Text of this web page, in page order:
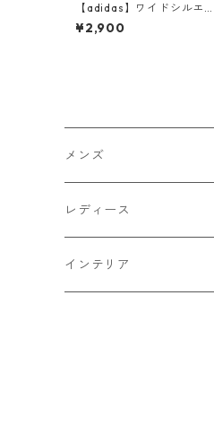
【adidas】ワイドシルエッ
ト3本ラインスウェットパン
ツ ネイビー S 古着 メンズ
¥2,900
メンズ
トップス
Tシャツ・カットソー
ボトムス
レディース
トップス
インテリア